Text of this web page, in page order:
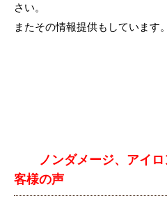
さい。
またその情報提供もしています。
ノンダメージ、アイロ
客様の声